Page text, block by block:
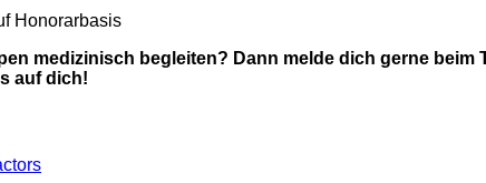
Honorarbasis
medizinisch begleiten? Dann melde dich gerne beim
auf dich!